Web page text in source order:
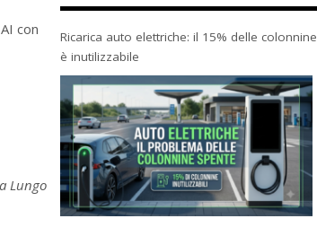
con
Lungo
Ricarica auto elettriche: il 15% delle colonnine
è inutilizzabile